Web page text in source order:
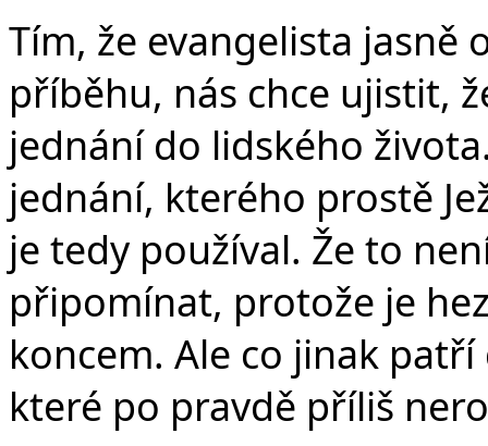
Tím, že evangelista jasně
příběhu, nás chce ujistit,
jednání do lidského
jednání, kterého prostě
je tedy používal. Že to
připomínat, protože je
koncem. Ale co jinak
které po pravdě příliš